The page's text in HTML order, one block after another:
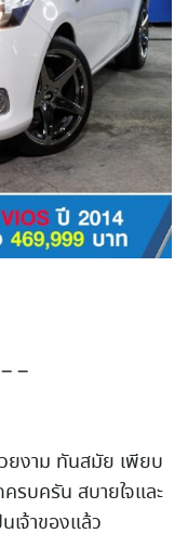
–
ยงาม ทันสมัย เพียบ
รบครัน สบายใจและ
เจ้าของแล้ว